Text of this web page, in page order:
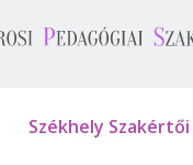
Székhely